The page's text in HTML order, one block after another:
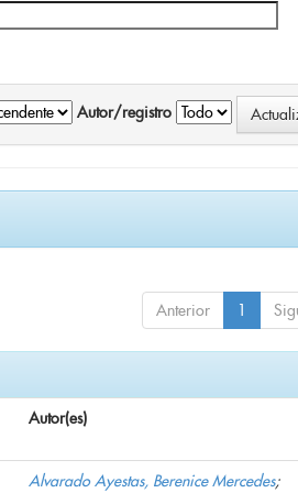
Autor/registro
Anterior 1
Autor(es)
Alvarado Ayestas, Berenice Mercedes;